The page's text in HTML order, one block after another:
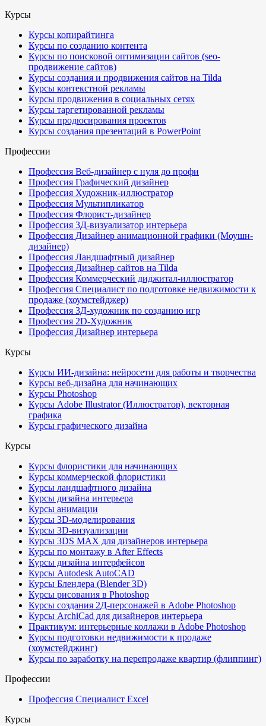
Курсы
Курсы копирайтинга
Курсы по созданию контента
Курсы по поисковой оптимизации сайтов (seo-
продвижение сайтов)
Курсы создания и продвижения сайтов на Tilda
Курсы контекстной рекламы
Курсы продвижения в социальных сетях
Курсы таргетированной рекламы
Курсы продюсирования проектов
Курсы создания презентаций в PowerPoint
Профессии
Профессия Веб-дизайнер с нуля до профи
Профессия Графический дизайнер
Профессия Художник-иллюстратор
Профессия Мультипликатор
Профессия Флорист-дизайнер
Профессия 3Д-визуализатор интерьера
Профессия Дизайнер анимационной графики (Моушн-
дизайнер)
Профессия Ландшафтный дизайнер
Профессия Дизайнер сайтов на Tilda
Профессия Коммерческий диджитал-иллюстратор
Профессия Специалист по подготовке недвижимости к
продаже (хоумстейджер)
Профессия 3Д-художник по созданию игр
Профессия 2D-Художник
Профессия Дизайнер интерьера
Курсы
Курсы ИИ-дизайна: нейросети для работы и творчества
Курсы веб-дизайна для начинающих
Курсы Photoshop
Курсы Adobe Illustrator (Иллюстратор), векторная
графика
Курсы графического дизайна
Курсы
Курсы флористики для начинающих
Курсы коммерческой флористики
Курсы ландшафтного дизайна
Курсы дизайна интерьера
Курсы анимации
Курсы 3D-моделирования
Курсы 3D-визуализации
Курсы 3DS MAX для дизайнеров интерьера
Курсы по монтажу в After Effects
Курсы дизайна интерфейсов
Курсы Autodesk AutoCAD
Курсы Блендера (Blender 3D)
Курсы рисования в Photoshop
Курсы создания 2Д-персонажей в Adobe Photoshop
Курсы ArchiCad для дизайнеров интерьера
Практикум: интерьерные коллажи в Adobe Photoshop
Курсы подготовки недвижимости к продаже
(хоумстейджинг)
Курсы по заработку на перепродаже квартир (флиппинг)
Профессии
Профессия Специалист Excel
Курсы